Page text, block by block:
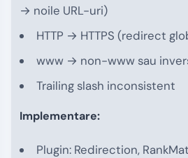
→ noile URL-uri)
HTTP → HTTPS (redirect
www → non-www sau
Trailing slash inconsistent
Implementare:
Plugin: Redirection,